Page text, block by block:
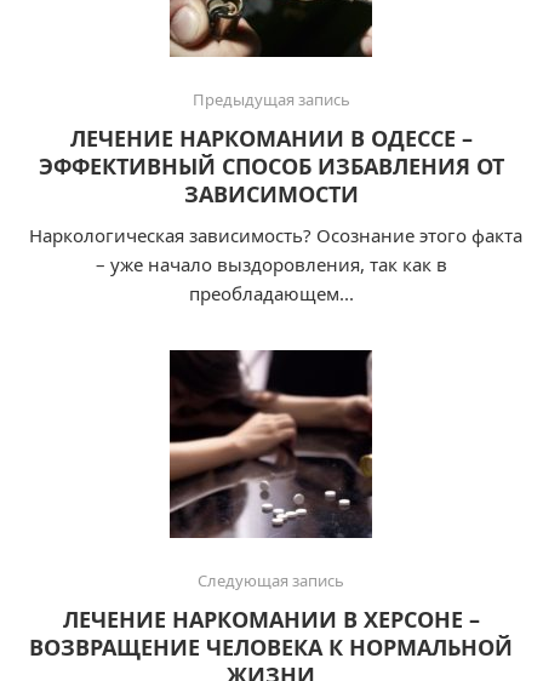
Предыдущая запись
ЛЕЧЕНИЕ НАРКОМАНИИ В ОДЕССЕ –
ЭФФЕКТИВНЫЙ СПОСОБ ИЗБАВЛЕНИЯ ОТ
ЗАВИСИМОСТИ
Наркологическая зависимость? Осознание этого факта
– уже начало выздоровления, так как в
преобладающем...
Следующая запись
ЛЕЧЕНИЕ НАРКОМАНИИ В ХЕРСОНЕ –
ВОЗВРАЩЕНИЕ ЧЕЛОВЕКА К НОРМАЛЬНОЙ
ЖИЗНИ